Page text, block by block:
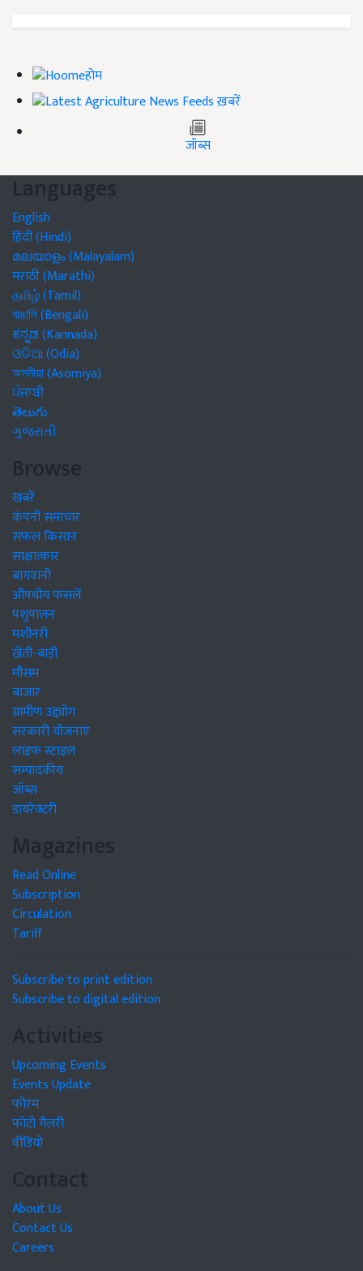
होम
ख़बरें
जॉब्स
Languages
English
हिंदी (Hindi)
മലയാളം (Malayalam)
मराठी (Marathi)
தமிழ் (Tamil)
বাঙালি (Bengali)
ಕನ್ನಡ (Kannada)
ଓଡିଆ (Odia)
অসমীয়া (Asomiya)
ਪੰਜਾਬੀ
తెలుగు
ગુજરાતી
Browse
खबरें
कंपनी समाचार
सफल किसान
साक्षात्कार
बागवानी
औषधीय फसलें
पशुपालन
मशीनरी
खेती-बाड़ी
मौसम
बाजार
ग्रामीण उद्द्योग
सरकारी योजनाएं
लाइफ स्टाइल
सम्पादकीय
जॉब्स
डायरेक्टरी
Magazines
Read Online
Subscription
Circulation
Tariff
Subscribe to print edition
Subscribe to digital edition
Activities
Upcoming Events
Events Update
फोरम
फोटो गैलरी
वीडियो
Contact
About Us
Contact Us
Careers